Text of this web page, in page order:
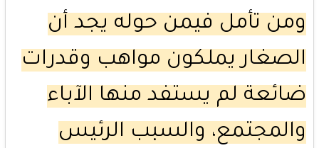
ومن تأمل فيمن حوله يجد أن
الصغار يملكون مواهب وقدرات
ضائعة لم يستفد منها الآباء
والمجتمع، والسبب الرئيس